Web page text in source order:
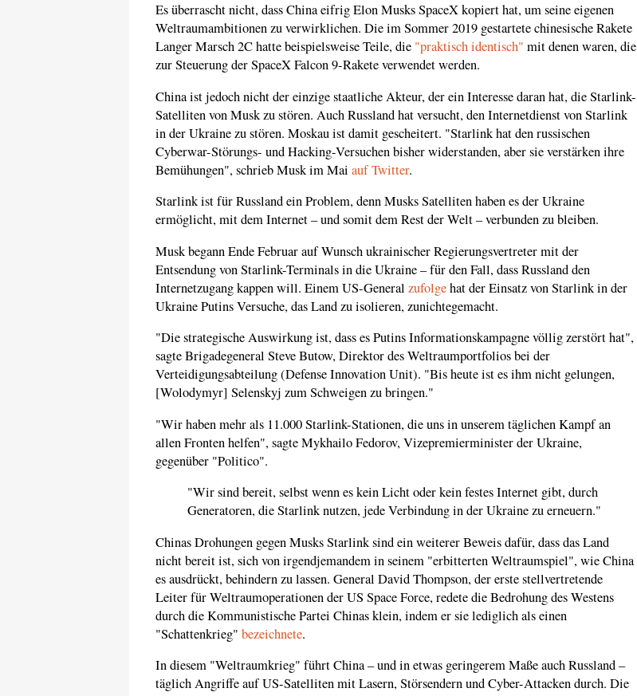
Es überrascht nicht, dass China eifrig Elon Musks SpaceX kopiert hat, um seine eigenen
Weltraumambitionen zu verwirklichen. Die im Sommer 2019 gestartete chinesische Rakete
Langer Marsch 2C hatte beispielsweise Teile, die "praktisch identisch" mit denen waren, die
zur Steuerung der SpaceX Falcon 9-Rakete verwendet werden.
China ist jedoch nicht der einzige staatliche Akteur, der ein Interesse daran hat, die Starlink-
Satelliten von Musk zu stören. Auch Russland hat versucht, den Internetdienst von Starlink
in der Ukraine zu stören. Moskau ist damit gescheitert. "Starlink hat den russischen
Cyberwar-Störungs- und Hacking-Versuchen bisher widerstanden, aber sie verstärken ihre
Bemühungen", schrieb Musk im Mai auf Twitter.
Starlink ist für Russland ein Problem, denn Musks Satelliten haben es der Ukraine
ermöglicht, mit dem Internet – und somit dem Rest der Welt – verbunden zu bleiben.
Musk begann Ende Februar auf Wunsch ukrainischer Regierungsvertreter mit der
Entsendung von Starlink-Terminals in die Ukraine – für den Fall, dass Russland den
Internetzugang kappen will. Einem US-General zufolgehat der Einsatz von Starlink in der
Ukraine Putins Versuche, das Land zu isolieren, zunichtegemacht.
"Die strategische Auswirkung ist, dass es Putins Informationskampagne völlig zerstört hat",
sagte Brigadegeneral Steve Butow, Direktor des Weltraumportfolios bei der
Verteidigungsabteilung (Defense Innovation Unit). "Bis heute ist es ihm nicht gelungen,
[Wolodymyr] Selenskyj zum Schweigen zu bringen."
"Wir haben mehr als 11.000 Starlink-Stationen, die uns in unserem täglichen Kampf an
allen Fronten helfen", sagte Mykhailo Fedorov, Vizepremierminister der Ukraine,
gegenüber "Politico".
"Wir sind bereit, selbst wenn es kein Licht oder kein festes Internet gibt, durch
Generatoren, die Starlink nutzen, jede Verbindung in der Ukraine zu erneuern."
Chinas Drohungen gegen Musks Starlink sind ein weiterer Beweis dafür, dass das Land
nicht bereit ist, sich von irgendjemandem in seinem "erbitterten Weltraumspiel", wie China
es ausdrückt, behindern zu lassen. General David Thompson, der erste stellvertretende
Leiter für Weltraumoperationen der US Space Force, redete die Bedrohung des Westens
durch die Kommunistische Partei Chinas klein, indem er sie lediglich als einen
"Schattenkrieg" bezeichnete.
In diesem "Weltraumkrieg" führt China – und in etwas geringerem Maße auch Russland –
täglich Angriffe auf US-Satelliten mit Lasern, Störsendern und Cyber-Attacken durch. Die